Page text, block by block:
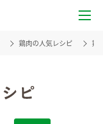
鶏肉の人気レシピ 鶏